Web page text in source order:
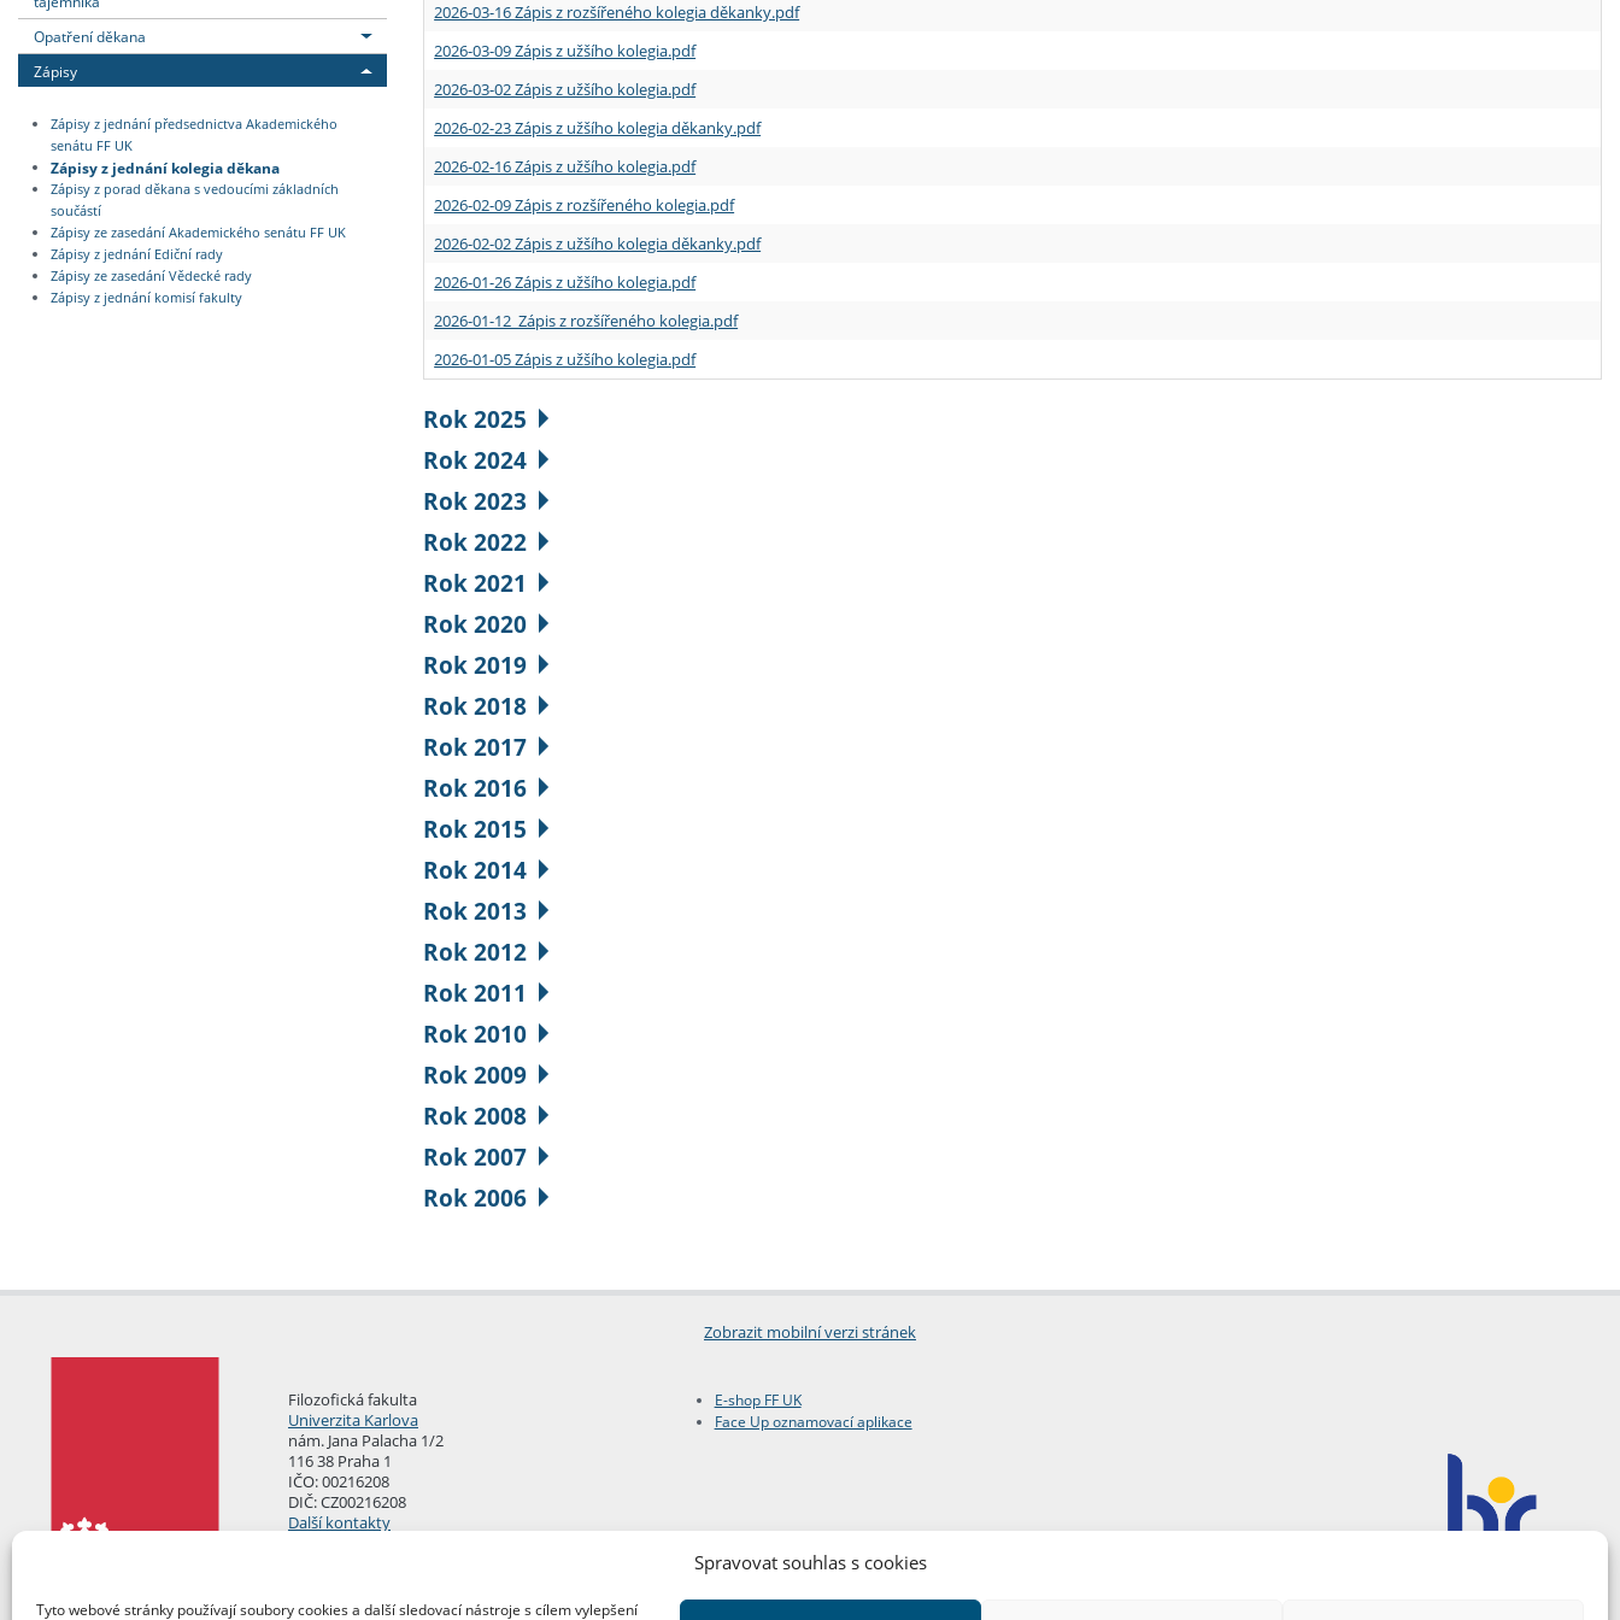
Spravovat souhlas s cookies
Tyto webové stránky používají soubory cookies a další sledovací nástroje s cílem vylepšení
Opatření děkana
Zápisy
Zápisy z jednání předsednictva Akademického
senátu FF UK
Zápisy z jednání kolegia děkana
Zápisy z porad děkana s vedoucími základních
součástí
Zápisy ze zasedání Akademického senátu FF UK
Zápisy z jednání Ediční rady
Zápisy ze zasedání Vědecké rady
Zápisy z jednání komisí fakulty
2026-03-16 Zápis z rozšířeného kolegia děkanky.pdf
2026-03-09 Zápis z užšího kolegia.pdf
2026-03-02 Zápis z užšího kolegia.pdf
2026-02-23 Zápis z užšího kolegia děkanky.pdf
2026-02-16 Zápis z užšího kolegia.pdf
2026-02-09 Zápis z rozšířeného kolegia.pdf
2026-02-02 Zápis z užšího kolegia děkanky.pdf
2026-01-26 Zápis z užšího kolegia.pdf
2026-01-12 Zápis z rozšířeného kolegia.pdf
2026-01-05 Zápis z užšího kolegia.pdf
Rok 2025
Rok 2024
Rok 2023
Rok 2022
Rok 2021
Rok 2020
Rok 2019
Rok 2018
Rok 2017
Rok 2016
Rok 2015
Rok 2014
Rok 2013
Rok 2012
Rok 2011
Rok 2010
Rok 2009
Rok 2008
Rok 2007
Rok 2006
Zobrazit mobilní verzi stránek
Filozofická fakulta
Univerzita Karlova
nám. Jana Palacha 1/2
116 38 Praha 1
IČO: 00216208
DIČ: CZ00216208
Další kontakty
E-shop FF UK
Face Up oznamovací aplikace